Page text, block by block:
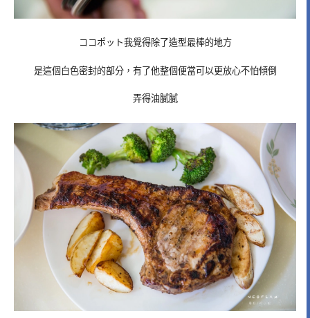
ココポット我覺得除了造型最棒的地方
是這個白色密封的部分，有了他整個便當可以更放心不怕傾倒
弄得油膩膩